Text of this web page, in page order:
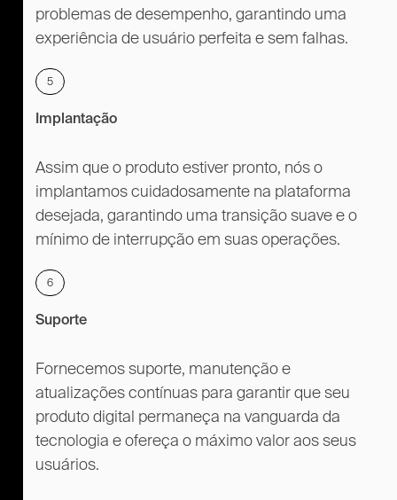
problemas de desempenho, garantindo uma
experiência de usuário perfeita e sem falhas.
5
Implantação
Assim que o produto estiver pronto, nós o
implantamos cuidadosamente na plataforma
desejada, garantindo uma transição suave e o
mínimo de interrupção em suas operações.
6
Suporte
Fornecemos suporte, manutenção e
atualizações contínuas para garantir que seu
produto digital permaneça na vanguarda da
tecnologia e ofereça o máximo valor aos seus
usuários.